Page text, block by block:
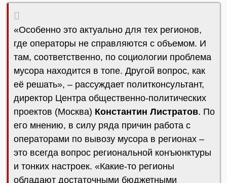
«Особенно это актуально для тех регионов,
где операторы не справляются с объемом. И
там, соответственно, по социологии проблема
мусора находится в топе. Другой вопрос, как
её решать», – рассуждает политконсультант,
директор Центра общественно-политических
проектов (Москва) Константин Листратов. По
его мнению, в силу ряда причин работа с
операторами по вывозу мусора в регионах –
это всегда вопрос региональной конъюнктуры
и тонких настроек. «Какие-то регионы
обладают достаточными бюджетными